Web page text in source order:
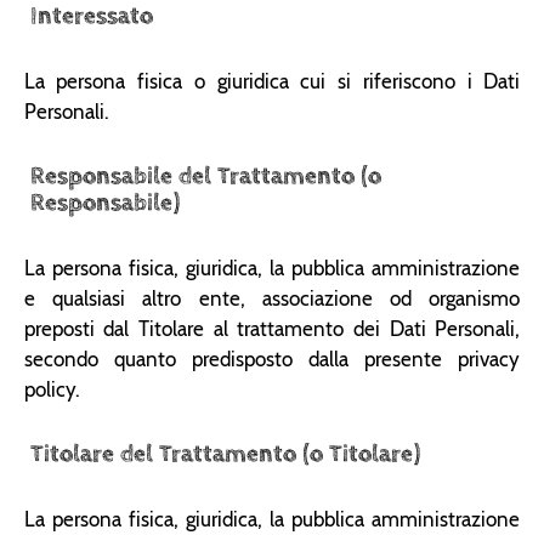
Interessato
La persona fisica o giuridica cui si riferiscono i Dati
Personali.
Responsabile del Trattamento (o
Responsabile)
La persona fisica, giuridica, la pubblica amministrazione
e qualsiasi altro ente, associazione od organismo
preposti dal Titolare al trattamento dei Dati Personali,
secondo quanto predisposto dalla presente privacy
policy.
Titolare del Trattamento (o Titolare)
La persona fisica, giuridica, la pubblica amministrazione